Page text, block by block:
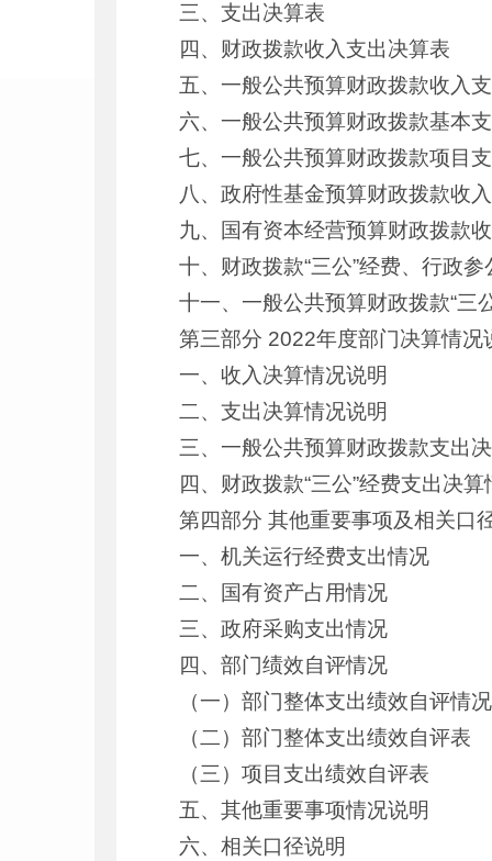
三、支出决算表
四、财政拨款收入支出决算表
五、一般公共预算财政拨款收入
六、一般公共预算财政拨款基本
七、一般公共预算财政拨款项目
八、政府性基金预算财政拨款收
九、国有资本经营预算财政拨款
十、财政拨款“三公”经费、行政
十一、一般公共预算财政拨款“三
第三部分 2022年度部门决算情况
一、收入决算情况说明
二、支出决算情况说明
三、一般公共预算财政拨款支出
四、财政拨款“三公”经费支出决
第四部分 其他重要事项及相关口
一、机关运行经费支出情况
二、国有资产占用情况
三、政府采购支出情况
四、部门绩效自评情况
（一）部门整体支出绩效自评情况
（二）部门整体支出绩效自评表
（三）项目支出绩效自评表
五、其他重要事项情况说明
六、相关口径说明